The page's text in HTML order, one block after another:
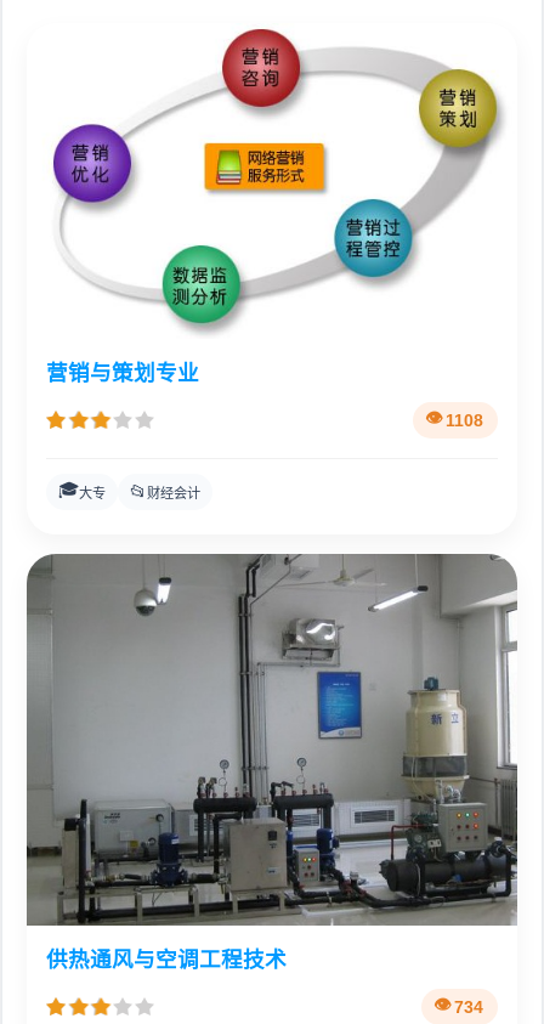
营销与策划专业
1108
🎓大专 📂 财经会计
供热通风与空调工程技术
734